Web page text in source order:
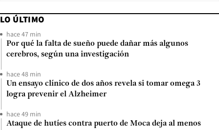
LO ÚLTIMO
hace 47 min
Por qué la falta de sueño puede dañar más algunos
cerebros, según una investigación
hace 48 min
Un ensayo clínico de dos años revela si tomar omega 3
logra prevenir el Alzheimer
hace 49 min
Ataque de hutíes contra puerto de Moca deja al menos